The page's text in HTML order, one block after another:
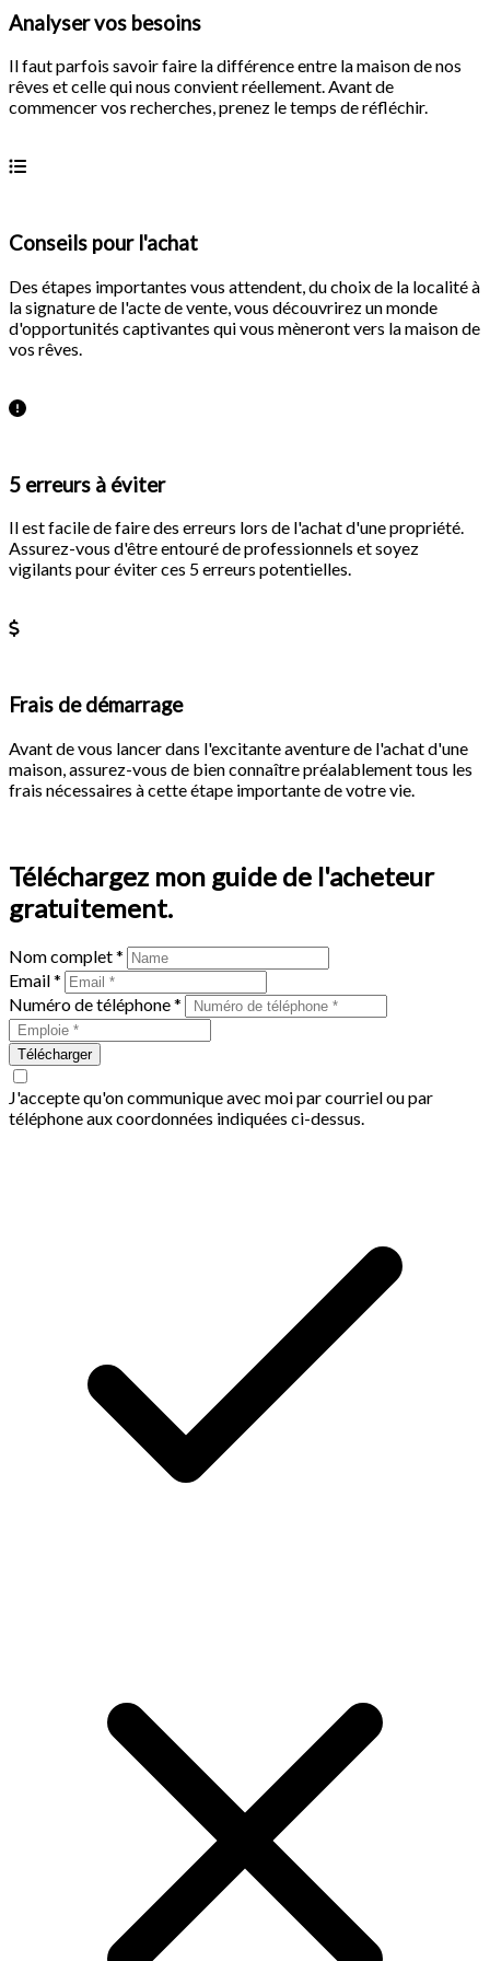
Analyser vos besoins
Il faut parfois savoir faire la différence entre la maison de nos
rêves et celle qui nous convient réellement. Avant de
commencer vos recherches, prenez le temps de réfléchir.
Conseils pour l'achat
Des étapes importantes vous attendent, du choix de la localité à
la signature de l'acte de vente, vous découvrirez un monde
d'opportunités captivantes qui vous mèneront vers la maison de
vos rêves.
5 erreurs à éviter
Il est facile de faire des erreurs lors de l'achat d'une propriété.
Assurez-vous d'être entouré de professionnels et soyez
vigilants pour éviter ces 5 erreurs potentielles.
Frais de démarrage
Avant de vous lancer dans l'excitante aventure de l'achat d'une
maison, assurez-vous de bien connaître préalablement tous les
frais nécessaires à cette étape importante de votre vie.
Téléchargez mon guide de l'acheteur
gratuitement.
Nom complet *
Email *
Numéro de téléphone *
Télécharger
J'accepte qu'on communique avec moi par courriel ou par
téléphone aux coordonnées indiquées ci-dessus.